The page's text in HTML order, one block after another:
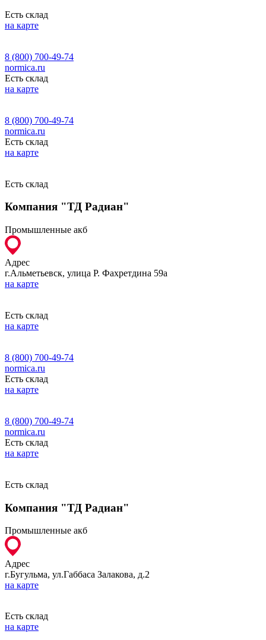
Есть склад
на карте
8 (800) 700-49-74
normica.ru
Есть склад
на карте
8 (800) 700-49-74
normica.ru
Есть склад
на карте
Есть склад
Компания "ТД Радиан"
Промышленные акб
Адрес
г.Альметьевск, улица Р. Фахретдина 59а
на карте
Есть склад
на карте
8 (800) 700-49-74
normica.ru
Есть склад
на карте
8 (800) 700-49-74
normica.ru
Есть склад
на карте
Есть склад
Компания "ТД Радиан"
Промышленные акб
Адрес
г.Бугульма, ул.Габбаса Залакова, д.2
на карте
Есть склад
на карте